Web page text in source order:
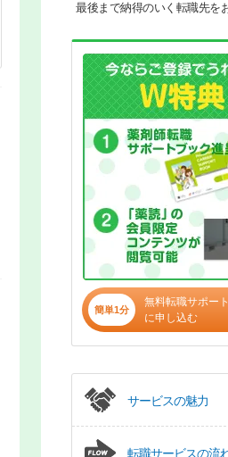
最後まで納得のいく転職先を
簡単1分
無料転職サポート
に申し込む
サービスの魅力
転職サービスの流